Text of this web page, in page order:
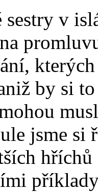
v
by si
jsme
hříchů